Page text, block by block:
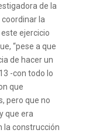
de la
la
ejercicio
“pese a que
de hacer un
-con todo lo
que
pero que no
que era
la construcción